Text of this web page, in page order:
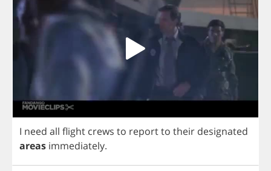
I need all flight crews to reportto their designated
areas immediately.